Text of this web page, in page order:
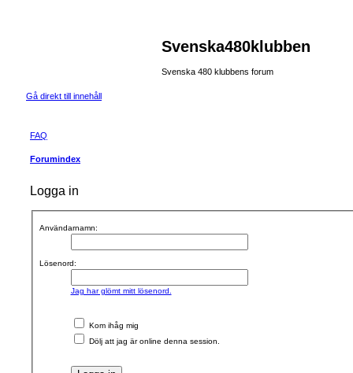
Svenska480klubben
Svenska 480 klubbens forum
Gå direkt till innehåll
FAQ
Forumindex
Logga in
Användarnamn:
Lösenord:
Jag har glömt mitt lösenord.
Kom ihåg mig
Dölj att jag är online denna session.